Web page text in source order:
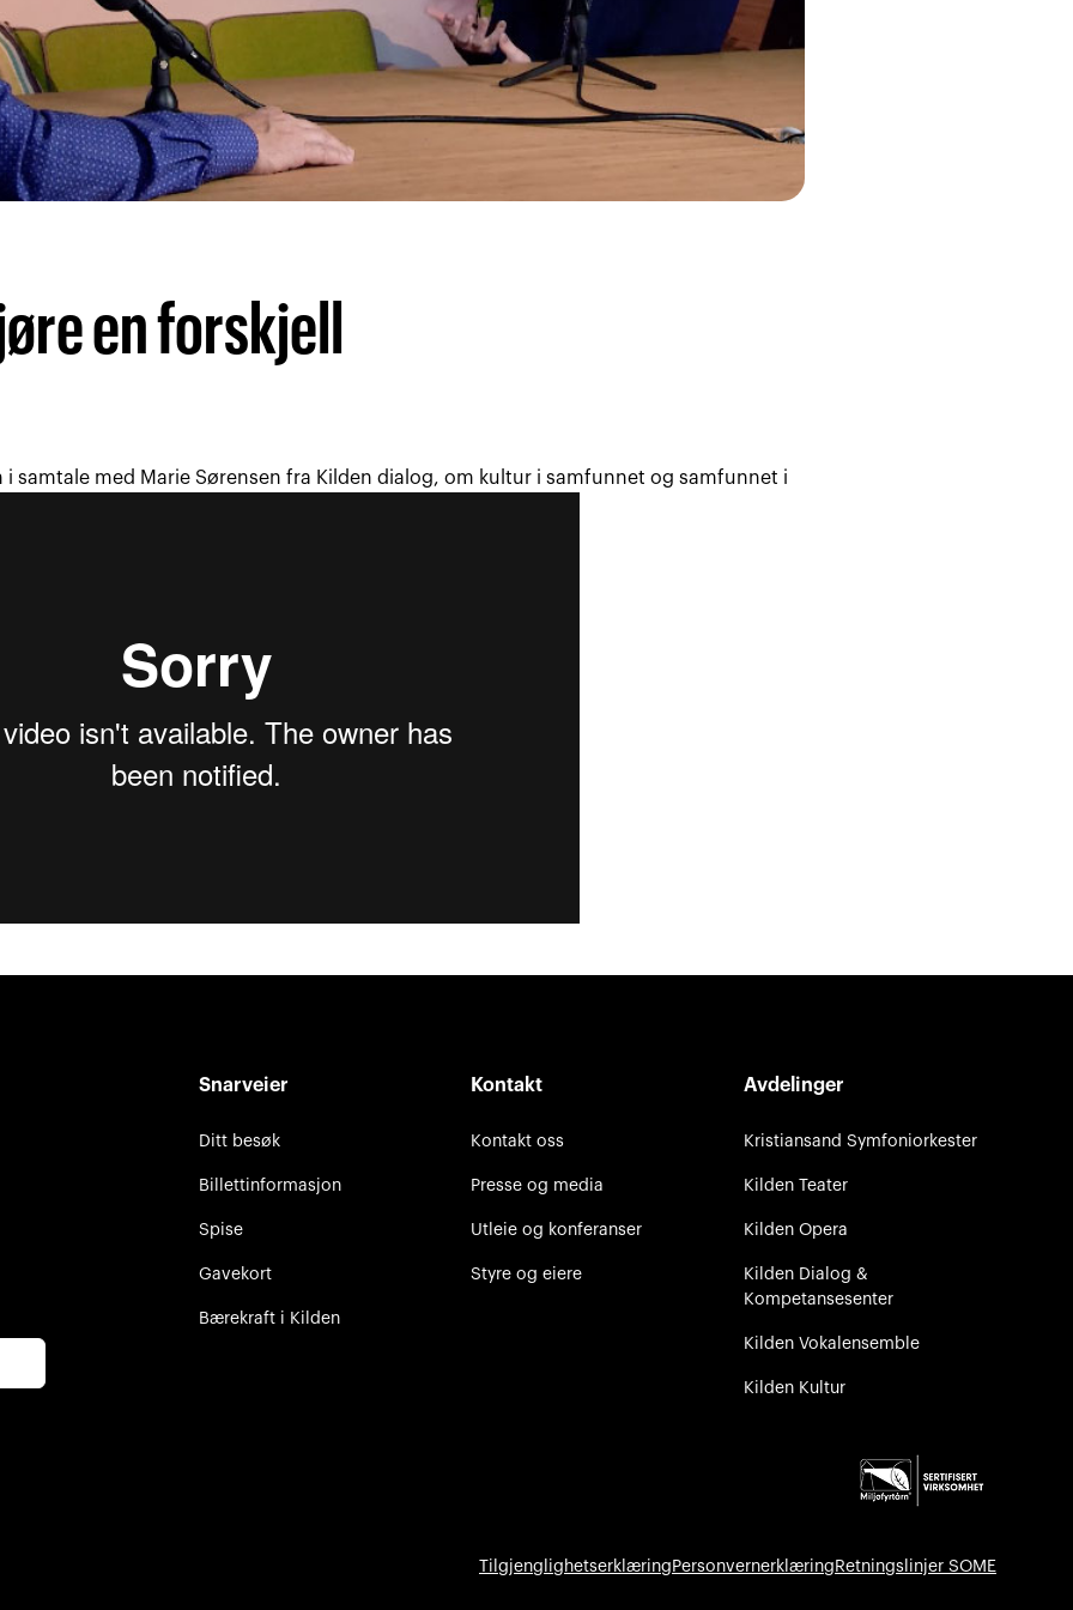
en forskjell
i samtale med Marie Sørensen fra Kilden dialog, om kultur i samfunnet og samfunnet i
Snarveier
Ditt besøk
Billettinformasjon
Spise
Gavekort
Bærekraft i Kilden
Kontakt
Kontakt oss
Presse og media
Utleie og konferanser
Styre og eiere
Avdelinger
Kristiansand Symfoniorkester
Kilden Teater
Kilden Opera
Kilden Dialog &
Kompetansesenter
Kilden Vokalensemble
Kilden Kultur
Tilgjenglighetserklæring Personvernerklæring Retningslinjer SOME